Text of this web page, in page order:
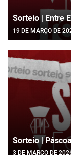
Sorteio | Entre
19 DE MARÇO DE
Sorteio |
3 DE MARÇO DE